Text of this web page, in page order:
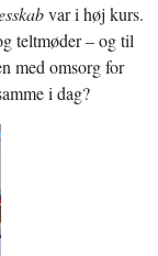
var i høj kurs.
teltmøder – og til
med omsorg for
i dag?